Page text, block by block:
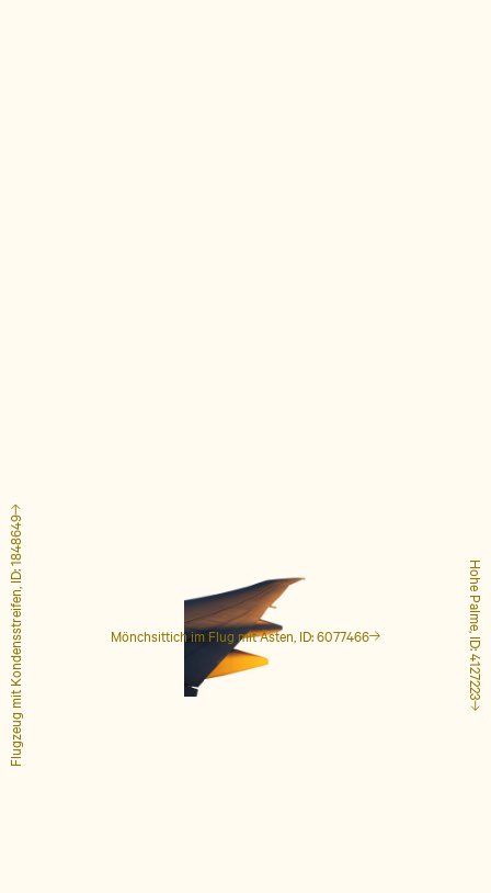
Mönchsittich im Flug mit Ästen, ID: 6077466 Hohe Palme, ID: 4127223
Flugzeug mit Kondensstreifen, ID: 1848649